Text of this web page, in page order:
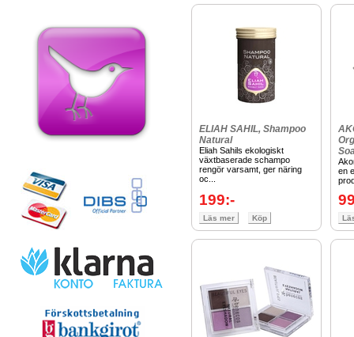
ELIAH SAHIL, Shampoo
Natural
Eliah Sahils ekologiskt
växtbaserade schampo
rengör varsamt, ger näring
oc...
199:-
Läs mer Köp
en